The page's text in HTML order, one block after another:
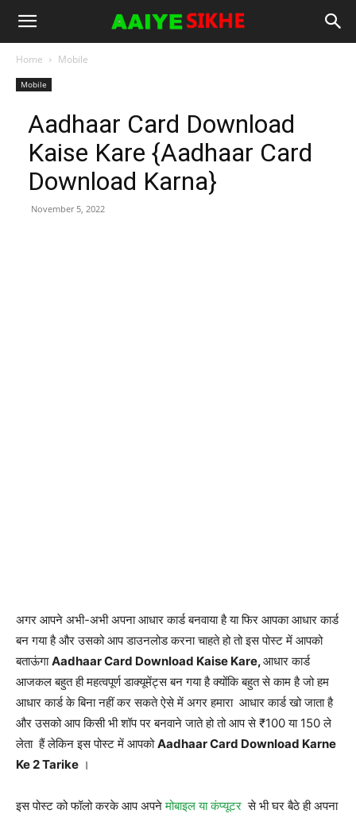
Home Mobile
Mobile
Aadhaar Card Download
Kaise Kare {Aadhaar Card
Download Karna}
November 5, 2022
अगर आपने अभी-अभी अपना आधार कार्ड बनवाया है या फिर आपका आधार कार्ड
बन गया है और उसको आप डाउनलोड करना चाहते हो तो इस पोस्ट में आपको
बताऊंगाAadhaar Card Download Kaise Kare,आधार कार्ड
आजकल बहुत ही महत्वपूर्ण डाक्यूमेंट्स बन गया है क्योंकि बहुत से काम है जो हम
आधार कार्ड के बिना नहीं कर सकते ऐसे में अगर हमारा आधार कार्ड खो जाता है
और उसको आप किसी भी शॉप पर बनवाने जाते हो तो आप से ₹100 या 150 ले
लेता हैं लेकिन इस पोस्ट में आपकोAadhaar Card Download Karne
Ke 2 Tarike ।
इस पोस्ट को फॉलो करके आप अपनेमोबाइल या कंप्यूटर से भी घर बैठे ही अपना